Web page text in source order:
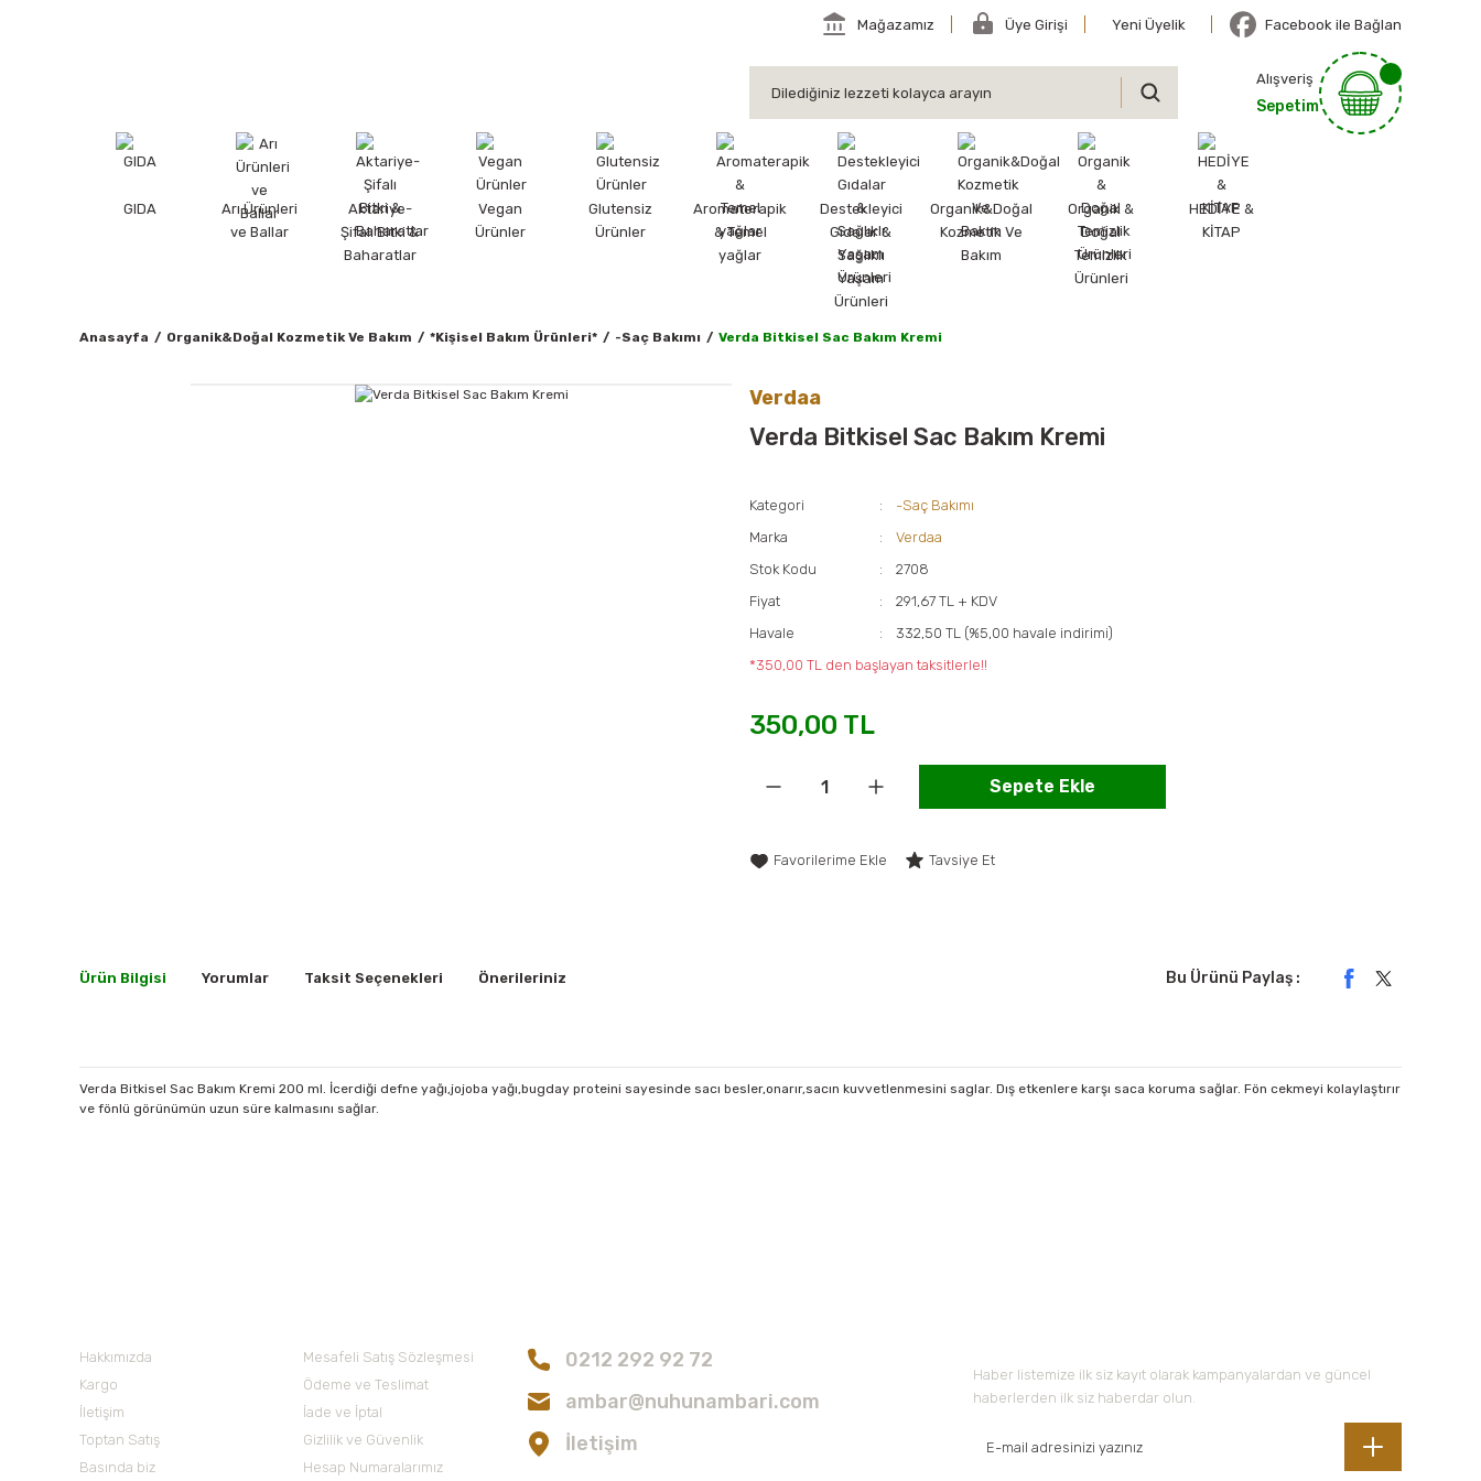
Mağazamız Üye Girişi Yeni Üyelik Facebook ile Bağlan
Alışveriş
Sepetim
GIDA
Arı Ürünleri
ve Ballar
Aktariye-
Şifalı Bitki &
Baharatlar
Vegan
Ürünler
Glutensiz
Ürünler
Aromaterapik
& Temel
yağlar
Destekleyici
Gıdalar &
Sağlıklı
Yaşam
Ürünleri
Organik&Doğal
Kozmetik Ve
Bakım
Organik &
Doğal
Temizlik
Ürünleri
HEDİYE &
KİTAP
Anasayfa Organik&Doğal Kozmetik Ve Bakım *Kişisel Bakım Ürünleri* -Saç Bakımı Verda Bitkisel Sac Bakım Kremi
Verdaa
Verda Bitkisel Sac Bakım Kremi
Kategori
-Saç Bakımı
Marka
Verdaa
Stok Kodu
2708
Fiyat
291,67 TL + KDV
Havale
332,50 TL (%5,00 havale indirimi)
*350,00 TL den başlayan taksitlerle!!
350,00 TL
Sepete Ekle
Tavsiye Et
Ürün Bilgisi Yorumlar Taksit Seçenekleri Önerileriniz Bu Ürünü Paylaş :
Verda Bitkisel Sac Bakım Kremi 200 ml. İcerdiği defne yağı,jojoba yağı,bugday proteini sayesinde sacı besler,onarır,sacın kuvvetlenmesini saglar. Dış etkenlere karşı saca koruma sağlar. Fön cekmeyi kolaylaştırır
ve fönlü görünümün uzun süre kalmasını sağlar.
Hakkımızda
Kargo
İletişim
Toptan Satış
Basında biz
Mesafeli Satış Sözleşmesi
Ödeme ve Teslimat
İade ve İptal
Gizlilik ve Güvenlik
Hesap Numaralarımız
0212 292 92 72
ambar@nuhunambari.com
İletişim
Haber listemize ilk siz kayıt olarak kampanyalardan ve güncel
haberlerden ilk siz haberdar olun.